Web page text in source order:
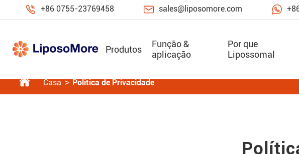
 +86 0755-23769458  sales@liposomore.com 
Produtos
Função &
aplicação
Por que
Lipossomal
 Casa Política de Privacidade